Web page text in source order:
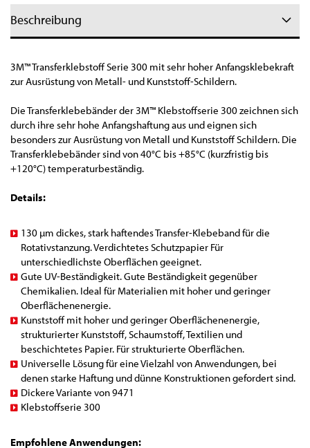
Beschreibung
3M™ Transferklebstoff Serie 300 mit sehr hoher Anfangsklebekraft
zur Ausrüstung von Metall- und Kunststoff-Schildern.
Die Transferklebebänder der 3M™ Klebstoffserie 300 zeichnen sich
durch ihre sehr hohe Anfangshaftung aus und eignen sich
besonders zur Ausrüstung von Metall und Kunststoff Schildern. Die
Transferklebebänder sind von 40°C bis +85°C (kurzfristig bis
+120°C) temperaturbeständig.
Details:
130 µm dickes, stark haftendes Transfer-Klebeband für die
Rotativstanzung. Verdichtetes Schutzpapier Für
unterschiedlichste Oberflächen geeignet.
Gute UV-Beständigkeit. Gute Beständigkeit gegenüber
Chemikalien. Ideal für Materialien mit hoher und geringer
Oberflächenenergie.
Kunststoff mit hoher und geringer Oberflächenenergie,
strukturierter Kunststoff, Schaumstoff, Textilien und
beschichtetes Papier. Für strukturierte Oberflächen.
Universelle Lösung für eine Vielzahl von Anwendungen, bei
denen starke Haftung und dünne Konstruktionen gefordert sind.
Dickere Variante von 9471
Klebstoffserie 300
Empfohlene Anwendungen: